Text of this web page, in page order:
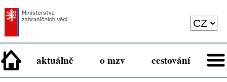
aktuálně o mzv cestování